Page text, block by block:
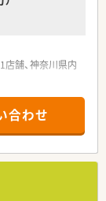
舗、神奈川県内
いただけます
合わせ